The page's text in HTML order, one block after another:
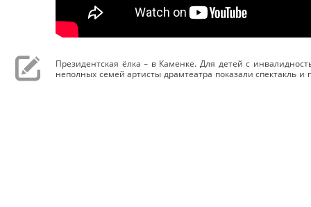
Президентская ёлка – в Каменке. Для детей с
неполных семей артисты драмтеатра показали спектакль и